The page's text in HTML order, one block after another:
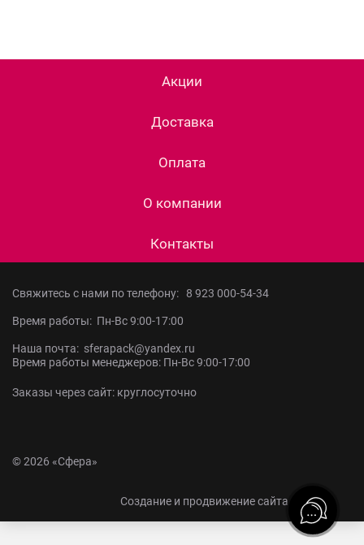
Акции
Доставка
Оплата
О компании
Контакты
Свяжитесь с нами по телефону: 8 923 000-54-34
Время работы: Пн-Вс 9:00-17:00
Наша почта: sferapack@yandex.ru
Время работы менеджеров: Пн-Вс 9:00-17:00
Заказы через сайт: круглосуточно
© 2026 «Сфера»
Создание и продвижение сайта –